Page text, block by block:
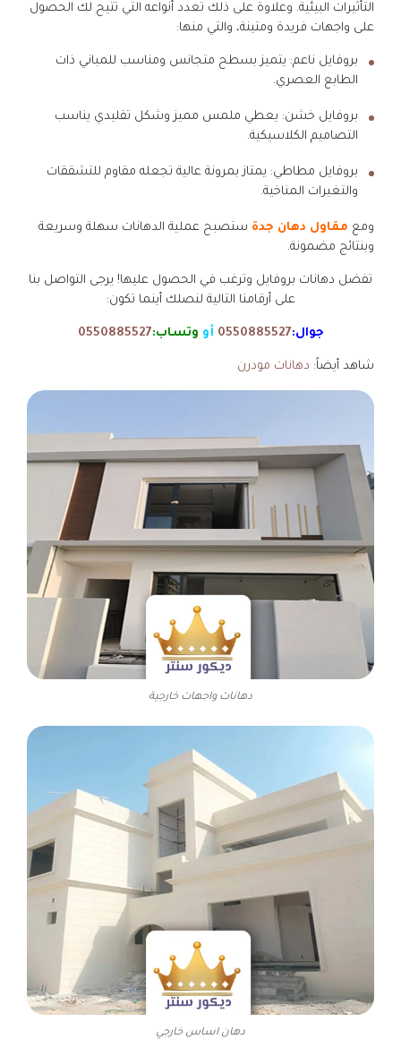
التأثيرات البيئية. وعلاوة على ذلك تعدد أنواعه التي تتيح لك الحصول
على واجهات فريدة ومتينة، والتي منها:
بروفايل ناعم: يتميز بسطح متجانس ومناسب للمباني ذات
الطابع العصري.
بروفايل خشن: يعطي ملمس مميز وشكل تقليدي يناسب
التصاميم الكلاسيكية.
بروفايل مطاطي: يمتاز بمرونة عالية تجعله مقاوم للتشققات
والتغيرات المناخية.
ومع مقاول دهان جدة ستصبح عملية الدهانات سهلة وسريعة
وبنتائج مضمونة.
تفضل دهانات بروفايل وترغب في الحصول عليها! يرجى التواصل بنا
على أرقامنا التالية لنصلك أينما تكون:
جوال:0550885527 أو وتساب:0550885527
شاهد أيضاً: دهانات مودرن
دهانات واجهات خارجية
دهان اساس خارجي